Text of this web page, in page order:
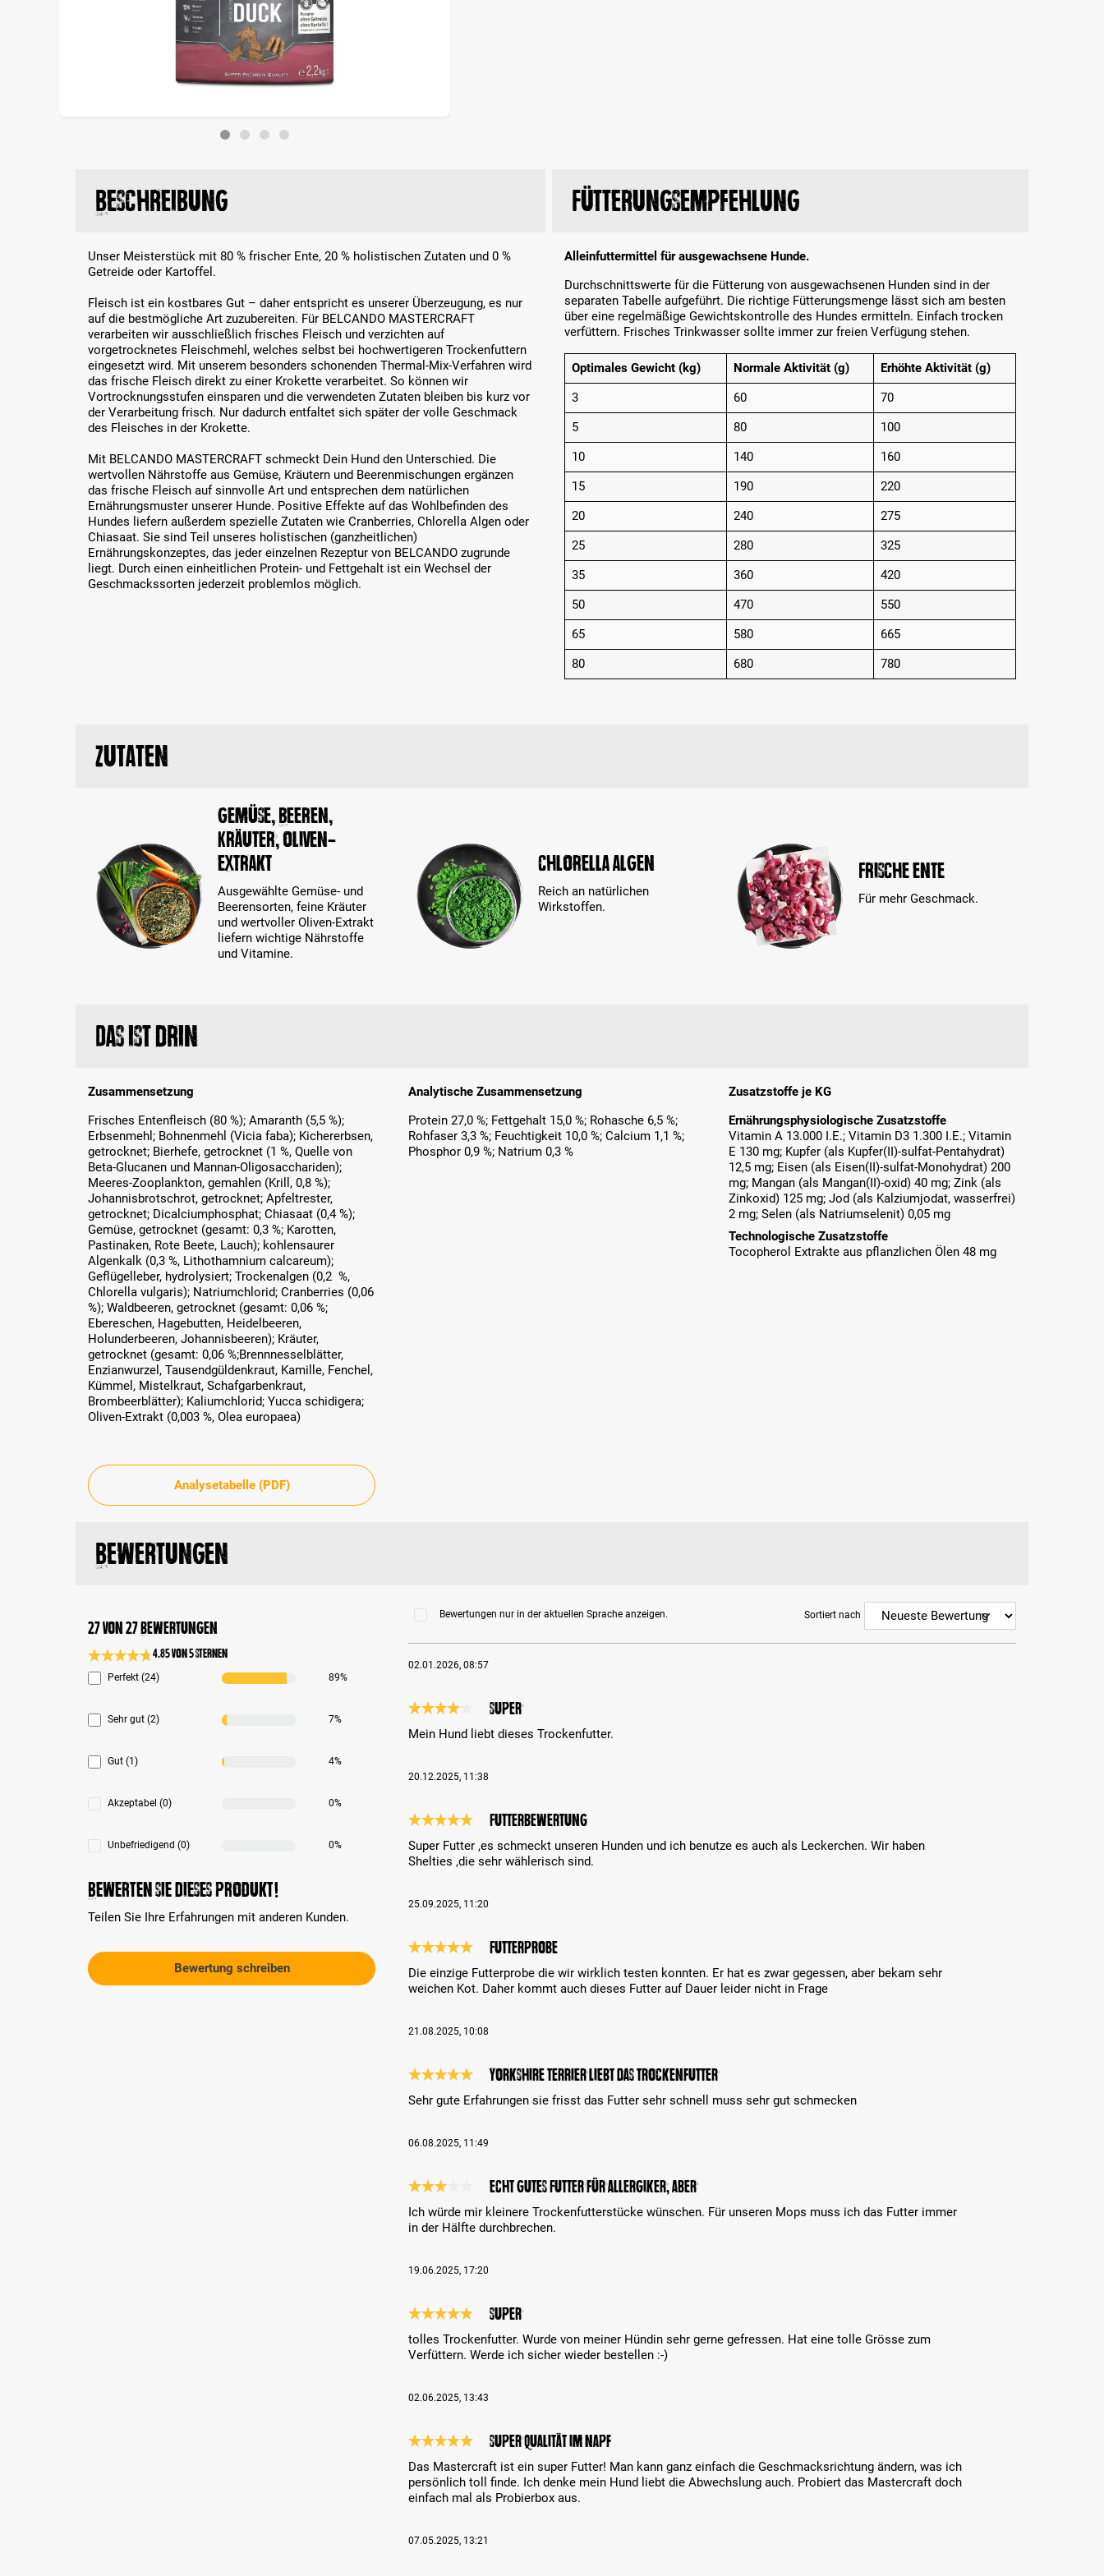
Beschreibung
Unser Meisterstück mit 80 % frischer Ente, 20 % holistischen Zutaten und 0 %
Getreide oder Kartoffel.
Fleisch ist ein kostbares Gut – daher entspricht es unserer Überzeugung, es nur
auf die bestmögliche Art zuzubereiten. Für BELCANDO MASTERCRAFT
verarbeiten wir ausschließlich frisches Fleisch und verzichten auf
vorgetrocknetes Fleischmehl, welches selbst bei hochwertigeren Trockenfuttern
eingesetzt wird. Mit unserem besonders schonenden Thermal-Mix-Verfahren wird
das frische Fleisch direkt zu einer Krokette verarbeitet. So können wir
Vortrocknungsstufen einsparen und die verwendeten Zutaten bleiben bis kurz vor
der Verarbeitung frisch. Nur dadurch entfaltet sich später der volle Geschmack
des Fleisches in der Krokette.
Mit BELCANDO MASTERCRAFT schmeckt Dein Hund den Unterschied. Die
wertvollen Nährstoffe aus Gemüse, Kräutern und Beerenmischungen ergänzen
das frische Fleisch auf sinnvolle Art und entsprechen dem natürlichen
Ernährungsmuster unserer Hunde. Positive Effekte auf das Wohlbefinden des
Hundes liefern außerdem spezielle Zutaten wie Cranberries, Chlorella Algen oder
Chiasaat. Sie sind Teil unseres holistischen (ganzheitlichen)
Ernährungskonzeptes, das jeder einzelnen Rezeptur von BELCANDO zugrunde
liegt. Durch einen einheitlichen Protein- und Fettgehalt ist ein Wechsel der
Geschmackssorten jederzeit problemlos möglich.
Zutaten
Gemüse, Beeren,
Kräuter, Oliven-
Extrakt
Ausgewählte Gemüse- und
Beerensorten, feine Kräuter
und wertvoller Oliven-Extrakt
liefern wichtige Nährstoffe
und Vitamine.
Chlorella Algen
Reich an natürlichen
Wirkstoffen.
Frische Ente
Für mehr Geschmack.
Fütterungsempfehlung
Alleinfuttermittel für ausgewachsene Hunde.
Durchschnittswerte für die Fütterung von ausgewachsenen Hunden sind in der
separaten Tabelle aufgeführt. Die richtige Fütterungsmenge lässt sich am besten
über eine regelmäßige Gewichtskontrolle des Hundes ermitteln. Einfach trocken
verfüttern. Frisches Trinkwasser sollte immer zur freien Verfügung stehen.
Optimales Gewicht (kg) Normale Aktivität (g)
Erhöhte Aktivität (g)
3
60
70
5
80
100
10
140
160
15
190
220
20
240
275
25
280
325
35
360
420
50
470
550
65
580
665
80
680 780
Das ist drin
Zusammensetzung
Frisches Entenfleisch (80 %); Amaranth (5,5 %);
Erbsenmehl; Bohnenmehl (Vicia faba); Kichererbsen,
getrocknet; Bierhefe, getrocknet (1 %, Quelle von
Beta-Glucanen und Mannan-Oligosacchariden);
Meeres-Zooplankton, gemahlen (Krill, 0,8 %);
Johannisbrotschrot, getrocknet; Apfeltrester,
getrocknet; Dicalciumphosphat; Chiasaat (0,4 %);
Gemüse, getrocknet (gesamt: 0,3 %; Karotten,
Pastinaken, Rote Beete, Lauch); kohlensaurer
Algenkalk (0,3 %, Lithothamnium calcareum);
Geflügelleber, hydrolysiert; Trockenalgen (0,2 %,
Chlorella vulgaris); Natriumchlorid; Cranberries (0,06
%); Waldbeeren, getrocknet (gesamt: 0,06 %;
Ebereschen, Hagebutten, Heidelbeeren,
Holunderbeeren, Johannisbeeren); Kräuter,
getrocknet (gesamt: 0,06 %;Brennnesselblätter,
Enzianwurzel, Tausendgüldenkraut, Kamille, Fenchel,
Kümmel, Mistelkraut, Schafgarbenkraut,
Brombeerblätter); Kaliumchlorid; Yucca schidigera;
Oliven-Extrakt (0,003 %, Olea europaea)
Analytische Zusammensetzung
Protein 27,0 %; Fettgehalt 15,0 %; Rohasche 6,5 %;
Rohfaser 3,3 %; Feuchtigkeit 10,0 %; Calcium 1,1 %;
Phosphor 0,9 %; Natrium 0,3 %
Zusatzstoffe je KG
Ernährungsphysiologische Zusatzstoffe
Vitamin A 13.000 I.E.; Vitamin D3 1.300 I.E.; Vitamin
E 130 mg; Kupfer (als Kupfer(II)-sulfat-Pentahydrat)
12,5 mg; Eisen (als Eisen(II)-sulfat-Monohydrat) 200
mg; Mangan (als Mangan(II)-oxid) 40 mg; Zink (als
Zinkoxid) 125 mg; Jod (als Kalziumjodat, wasserfrei)
2 mg; Selen (als Natriumselenit) 0,05 mg
Technologische Zusatzstoffe
Tocopherol Extrakte aus pflanzlichen Ölen 48 mg
Analysetabelle (PDF)
Bewertungen
27 von 27 Bewertungen
Durchschnittliche Bewertung 4.8 von 5 Sternen
4.85 von 5 Sternen
Perfekt (24) 89%
Sehr gut (2) 7%
Gut (1) 4%
Akzeptabel (0) 0%
Unbefriedigend (0) 0%
Bewerten Sie dieses Produkt!
Teilen Sie Ihre Erfahrungen mit anderen Kunden.
Bewertung schreiben
Bewertungen nur in der aktuellen Sprache anzeigen. Sortiert nach
02.01.2026, 08:57
Super
Mein Hund liebt dieses Trockenfutter.
20.12.2025, 11:38
Futterbewertung
Super Futter ,es schmeckt unseren Hunden und ich benutze es auch als Leckerchen. Wir haben
Shelties ,die sehr wählerisch sind.
25.09.2025, 11:20
Futterprobe
Die einzige Futterprobe die wir wirklich testen konnten. Er hat es zwar gegessen, aber bekam sehr
weichen Kot. Daher kommt auch dieses Futter auf Dauer leider nicht in Frage
21.08.2025, 10:08
Yorkshire Terrier liebt das Trockenfutter
Sehr gute Erfahrungen sie frisst das Futter sehr schnell muss sehr gut schmecken
06.08.2025, 11:49
Echt gutes Futter für Allergiker, aber…
Ich würde mir kleinere Trockenfutterstücke wünschen. Für unseren Mops muss ich das Futter immer
in der Hälfte durchbrechen.
19.06.2025, 17:20
Super
tolles Trockenfutter. Wurde von meiner Hündin sehr gerne gefressen. Hat eine tolle Grösse zum
Verfüttern. Werde ich sicher wieder bestellen :-)
02.06.2025, 13:43
Bewertung mit 5 von 5 Sternen
Super Qualität im Napf
Das Mastercraft ist ein super Futter! Man kann ganz einfach die Geschmacksrichtung ändern, was ich
persönlich toll finde. Ich denke mein Hund liebt die Abwechslung auch. Probiert das Mastercraft doch
einfach mal als Probierbox aus.
07.05.2025, 13:21